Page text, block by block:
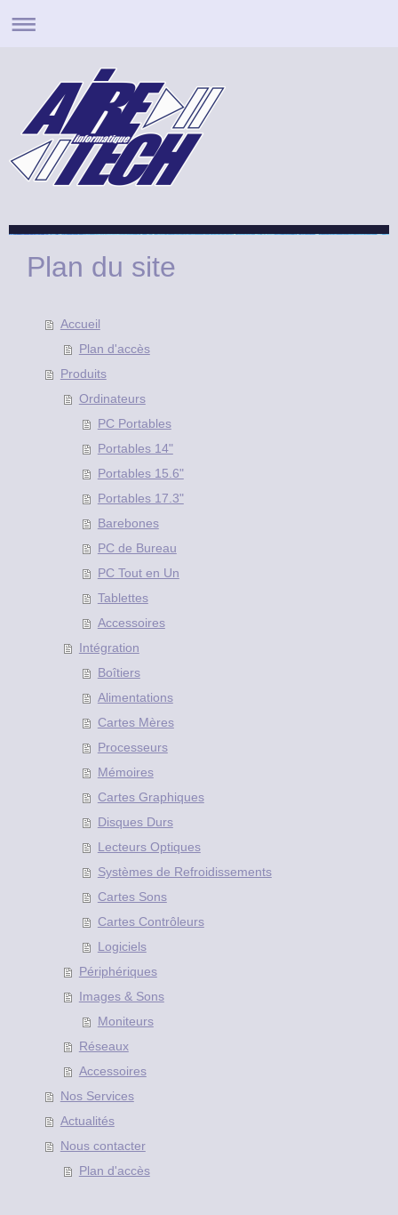
Plan du site
Accueil
Plan d'accès
Produits
Ordinateurs
PC Portables
Portables 14"
Portables 15.6"
Portables 17.3"
Barebones
PC de Bureau
PC Tout en Un
Tablettes
Accessoires
Intégration
Boîtiers
Alimentations
Cartes Mères
Processeurs
Mémoires
Cartes Graphiques
Disques Durs
Lecteurs Optiques
Systèmes de Refroidissements
Cartes Sons
Cartes Contrôleurs
Logiciels
Périphériques
Images & Sons
Moniteurs
Réseaux
Accessoires
Nos Services
Actualités
Nous contacter
Plan d'accès